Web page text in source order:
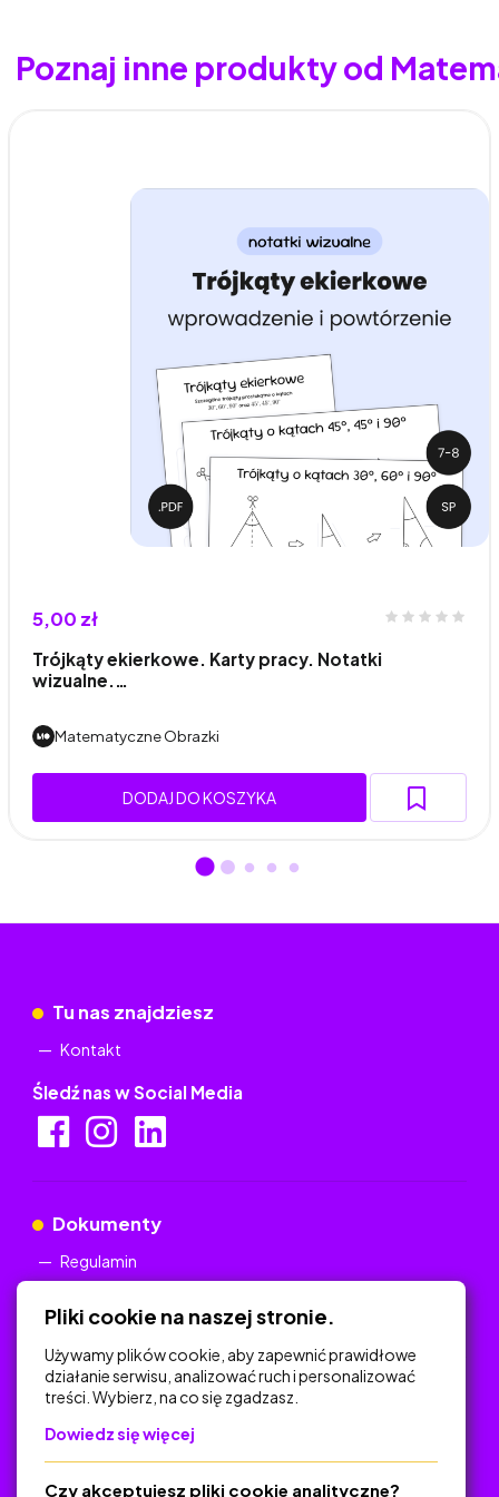
Poznaj inne produkty od
5,00 zł
Trójkąty ekierkowe. Karty pracy. Notatki
wizualne.…
Matematyczne Obrazki
DODAJ DO KOSZYKA
Tu nas znajdziesz
Kontakt
Śledź nas w Social Media
Dokumenty
Regulamin
Na skróty
Polityka Prywatności
Regulamin
Pliki cookie na naszej stronie.
Używamy plików cookie, aby zapewnić prawidłowe
działanie serwisu, analizować ruch i personalizować
treści. Wybierz, na co się zgadzasz.
Dowiedz się więcej
Czy akceptujesz pliki cookie analityczne?